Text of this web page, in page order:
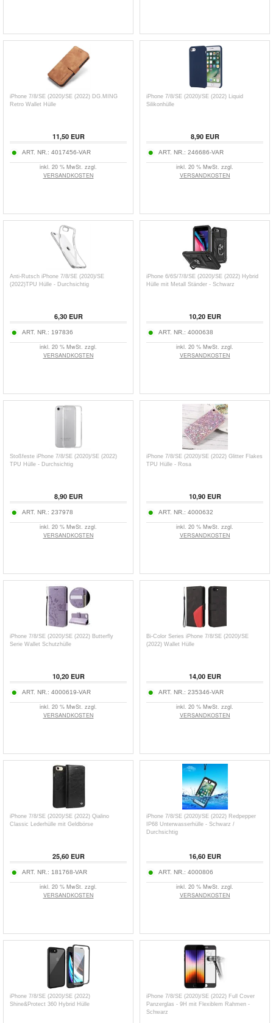
iPhone 7/8/SE (2020)/SE (2022) DG.MING
Retro Wallet Hülle
11,50EUR
ART. NR.: 4017456-VAR
inkl. 20 % MwSt. zzgl.
VERSANDKOSTEN
iPhone 7/8/SE (2020)/SE (2022) Liquid
Silikonhülle
8,90EUR
ART. NR.: 246686-VAR
inkl. 20 % MwSt. zzgl.
VERSANDKOSTEN
Anti-Rutsch iPhone 7/8/SE (2020)/SE
(2022)TPU Hülle - Durchsichtig
6,30EUR
ART. NR.: 197836
inkl. 20 % MwSt. zzgl.
VERSANDKOSTEN
iPhone 6/6S/7/8/SE (2020)/SE (2022) Hybrid
Hülle mit Metall Ständer - Schwarz
10,20EUR
ART. NR.: 4000638
inkl. 20 % MwSt. zzgl.
VERSANDKOSTEN
Stoßfeste iPhone 7/8/SE (2020)/SE (2022)
TPU Hülle - Durchsichtig
8,90EUR
ART. NR.: 237978
inkl. 20 % MwSt. zzgl.
VERSANDKOSTEN
iPhone 7/8/SE (2020)/SE (2022) Glitter Flakes
TPU Hülle - Rosa
10,90EUR
ART. NR.: 4000632
inkl. 20 % MwSt. zzgl.
VERSANDKOSTEN
iPhone 7/8/SE (2020)/SE (2022) Butterfly
Serie Wallet Schutzhülle
10,20EUR
ART. NR.: 4000619-VAR
inkl. 20 % MwSt. zzgl.
VERSANDKOSTEN
Bi-Color Series iPhone 7/8/SE (2020)/SE
(2022) Wallet Hülle
14,00EUR
ART. NR.: 235346-VAR
inkl. 20 % MwSt. zzgl.
VERSANDKOSTEN
iPhone 7/8/SE (2020)/SE (2022) Qialino
Classic Lederhülle mit Geldbörse
25,60EUR
ART. NR.: 181768-VAR
inkl. 20 % MwSt. zzgl.
VERSANDKOSTEN
iPhone 7/8/SE (2020)/SE (2022) Redpepper
IP68 Unterwasserhülle - Schwarz /
Durchsichtig
16,60EUR
ART. NR.: 4000806
inkl. 20 % MwSt. zzgl.
VERSANDKOSTEN
iPhone 7/8/SE (2020)/SE (2022)
Shine&Protect 360 Hybrid Hülle
iPhone 7/8/SE (2020)/SE (2022) Full Cover
Panzerglas - 9H mit Flexiblem Rahmen -
Schwarz